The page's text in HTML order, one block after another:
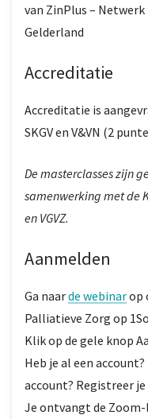
van ZinPlus –
Gelderland
Accreditatie
Accreditatie is
SKGV en V&VN (2
De masterclasses zijn
samenwerking met de
en VGVZ.
Aanmelden
Ga naarde webinarop
Palliatieve Zorg op
Klik op de gele knop
Heb je al een
account? Registreer
Je ontvangt de Zoom-